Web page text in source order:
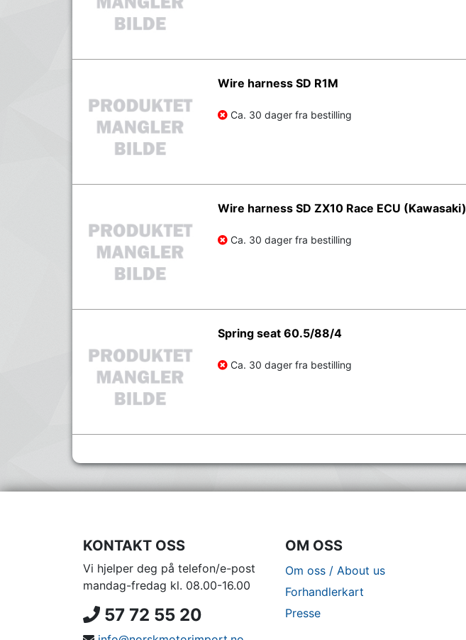
Wire harness SD R1M
Ca. 30 dager fra bestilling
Wire harness SD ZX10 Race ECU (Kawasaki)
Ca. 30 dager fra bestilling
Spring seat 60.5/88/4
Ca. 30 dager fra bestilling
KONTAKT OSS
Vi hjelper deg på telefon/e-post
mandag-fredag kl. 08.00-16.00
57 72 55 20
OM OSS
Om oss / About us
Forhandlerkart
Presse